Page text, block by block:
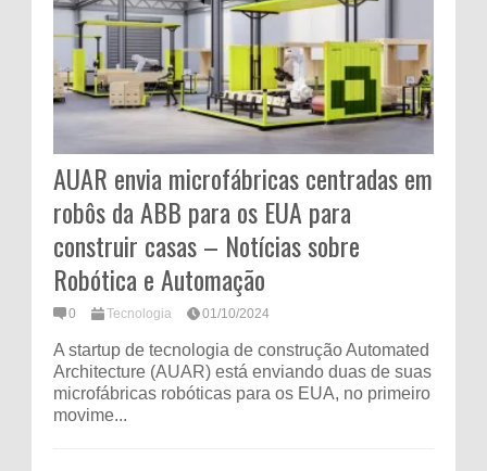
AUAR envia microfábricas centradas em
robôs da ABB para os EUA para
construir casas – Notícias sobre
Robótica e Automação
0 Tecnologia 01/10/2024
A startup de tecnologia de construção Automated
Architecture (AUAR) está enviando duas de suas
microfábricas robóticas para os EUA, no primeiro
movime...